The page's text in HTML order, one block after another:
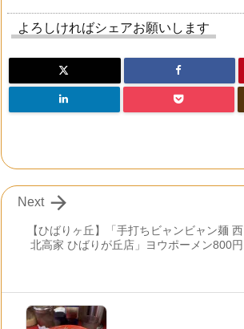
よろしければシェアお願いします
【ひばりヶ丘】「手打ちビャンビャン麺 西
北高家 ひばりが丘店」ヨウポーメン800円

Next